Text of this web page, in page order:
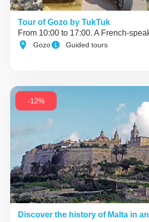
Tour of Gozo by TukTuk
From 10:00 to 17:00. A French-
Gozo Guided tours
-12%
Discover the history of Malta in